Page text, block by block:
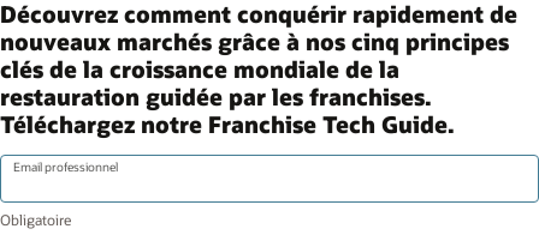
Découvrez comment conquérir rapidement de
nouveaux marchés grâce à nos cinq principes
clés de la croissance mondiale de la
restauration guidée par les franchises.
Téléchargez notre Franchise Tech Guide.
Email professionnel